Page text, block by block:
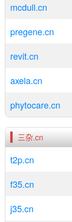
mcdull.cn
pregene.cn
revit.cn
axela.cn
phytocare.cn
三杂.cn
t2p.cn
f35.cn
j35.cn